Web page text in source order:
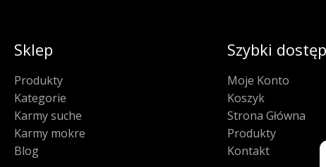
Sklep
Produkty
Kategorie
Karmy suche
Karmy mokre
Blog
Szybki dostęp
Moje Konto
Koszyk
Strona Główna
Produkty
Kontakt